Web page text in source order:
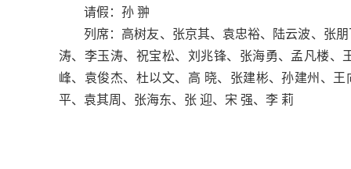
请假：孙 翀
列席：高树友、张京其、袁忠裕、陆云波、张
涛、李玉涛、祝宝松、刘兆锋、 张海勇、孟凡楼、
峰、 袁俊杰、杜以文、高 晓、张建彬、孙建州、 王
平、袁其周、张海东、 张 迎、宋 强、李 莉